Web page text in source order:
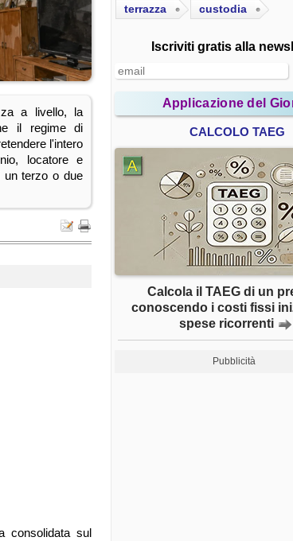
a livello, la
il regime di
l'intero
locatore e
terzo o due
consolidata sul
terrazza
custodia
Iscriviti gratis alla
Applicazione del
CALCOLO TAEG
Calcola il TAEG di un
conoscendo i costi fissi
spese ricorrenti
Pubblicità